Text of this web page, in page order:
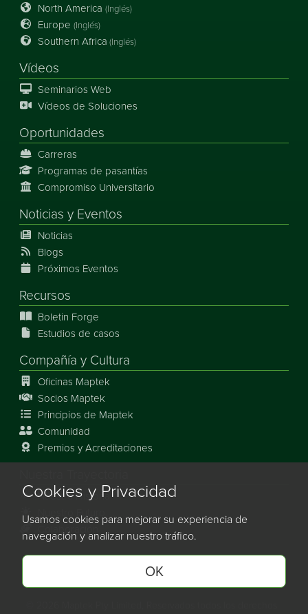
North America (Inglés)
Europe (Inglés)
Southern Africa (Inglés)
Vídeos
Seminarios Web
Vídeos de Soluciones
Oportunidades
Carreras
Programas de pasantías
Compromiso Universitario
Noticias y Eventos
Noticias
Blogs
Próximos Eventos
Recursos
Boletin Forge
Estudios de casos
Compañía y Cultura
Oficinas Maptek
Socios Maptek
Principios de Maptek
Comunidad
Premios y Acreditaciones
Nuestra Historia
Nuestro Futuro
Colaboración
Cookies y Privacidad
Usamos cookies para mejorar su experiencia de
navegación y analizar nuestro tráfico.
OK